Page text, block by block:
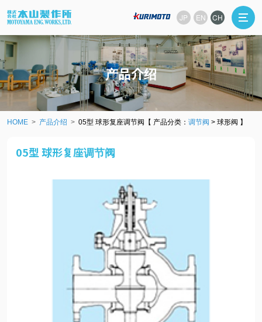
JP EN CH
产品介绍
HOME 产品介绍 05型 球形复座调节阀【 产品分类： 调节阀 > 球形阀 】
05型 球形复座调节阀